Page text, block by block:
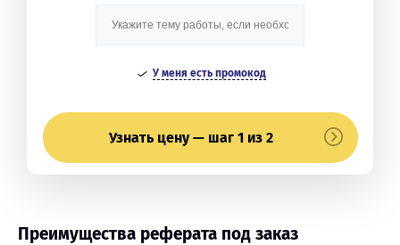
У меня есть промокод
Узнать цену — шаг 1 из 2
Преимущества реферата под заказ